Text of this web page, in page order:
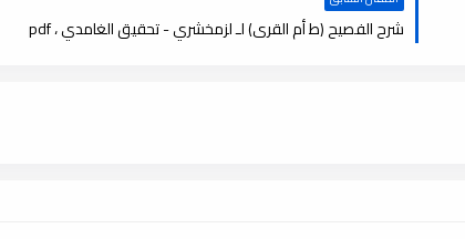
شرح الفصيح (ط أم القرى) لـ لزمخشري - تحقيق الغامدي ، pdf